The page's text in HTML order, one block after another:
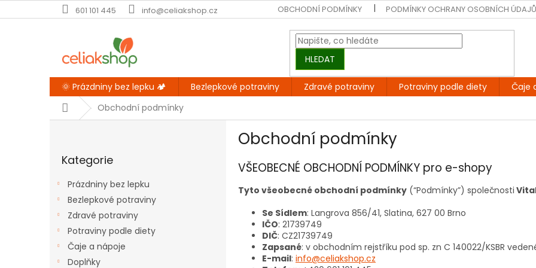
na
601 101 445 info@celiakshop.cz OBCHODNÍ PODMÍNKY PODMÍNKY OCHRANY OSOBNÍCH ÚDAJŮ
HLEDAT
🌞 Prázdniny bez lepku 🏕️ Bezlepkové potraviny Zdravé potraviny Potraviny podle diety Čaje
DomůObchodní podmínky
kategorie
Kategorie
Prázdniny bez lepku
Bezlepkové potraviny
Zdravé potraviny
Potraviny podle diety
Čaje a nápoje
Doplňky
Obchodní podmínky
VŠEOBECNÉ OBCHODNÍ PODMÍNKY pro e-shopy
Tyto všeobecné obchodní podmínky (“Podmínky”) společnosti
Se Sídlem: Langrova 856/41, Slatina, 627 00 Brno
IČO: 21739749
DIČ: CZ21739749
Zapsané: v obchodním rejstříku pod sp. zn C 140022/KSBR
E-mail: info@celiakshop.cz